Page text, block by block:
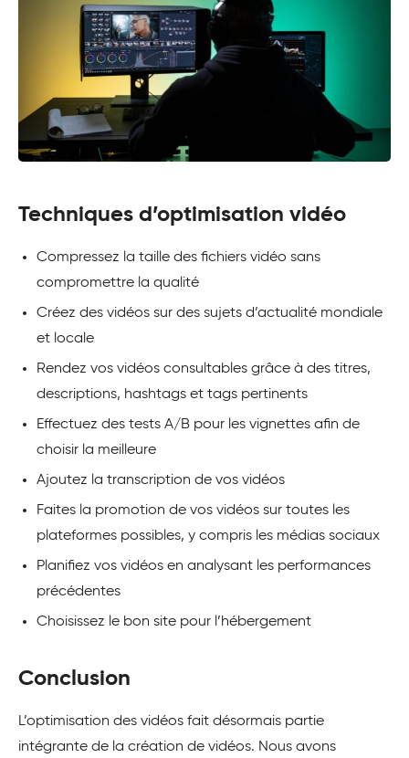
Techniques d’optimisation vidéo
Compressez la taille des fichiers vidéo sans
compromettre la qualité
Créez des vidéos sur des sujets d’actualité mondiale
et locale
Rendez vos vidéos consultables grâce à des titres,
descriptions, hashtags et tags pertinents
Effectuez des tests A/B pour les vignettes afin de
choisir la meilleure
Ajoutez la transcription de vos vidéos
Faites la promotion de vos vidéos sur toutes les
plateformes possibles, y compris les médias sociaux
Planifiez vos vidéos en analysant les performances
précédentes
Choisissez le bon site pour l’hébergement
Conclusion
L’optimisation des vidéos fait désormais partie
intégrante de la création de vidéos. Nous avons